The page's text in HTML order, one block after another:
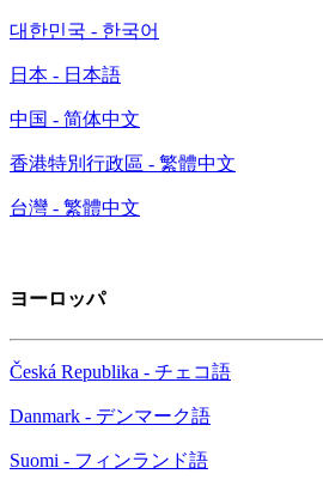
대한민국 - 한국어
日本 - 日本語
中国 - 简体中文
香港特別行政區 - 繁體中文
台灣 - 繁體中文
ヨーロッパ
Česká Republika - チェコ語
Danmark - デンマーク語
Suomi - フィンランド語